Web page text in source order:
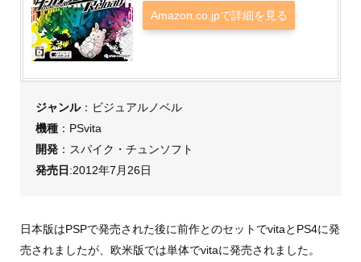
Amazon.co.jpで詳細を見る
ジャンル：ビジュアルノベル
機種：PSvita
開発：スパイク・チュンソフト
発売日 :2012年7月26日
日本版はPSPで発売された後に前作とのセットでvitaとPS4に発
売されましたが、欧米版では単体でvitaに発売されました。